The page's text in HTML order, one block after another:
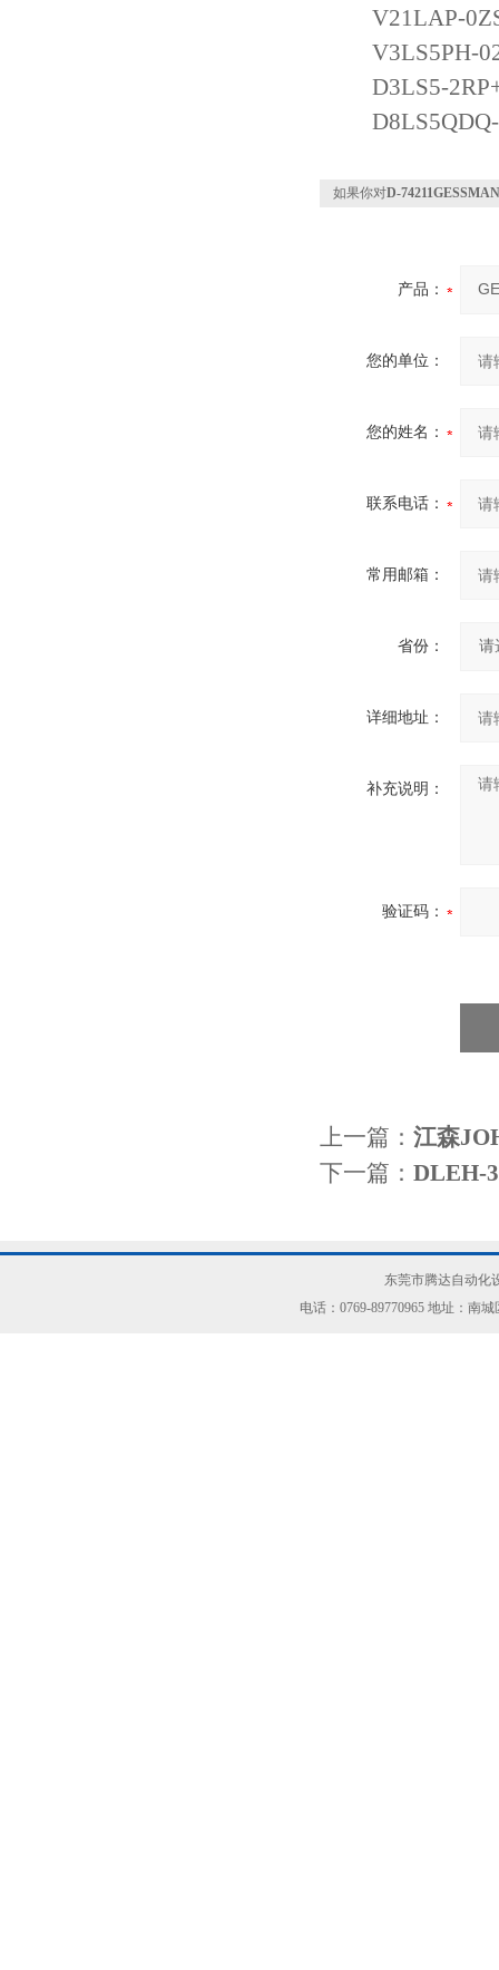
V21LAP-
V3LS5PH-
D3LS5-
D8LS5QDQ-
如果你对D-
产品：
您的单位：
您的姓名：
联系电话：
常用邮箱：
省份：
详细地址：
补充说明：
验证码：
上一篇： 江森
下一篇： DLEH-
东莞市腾达自动化
电话：0769-89770965 地址：南